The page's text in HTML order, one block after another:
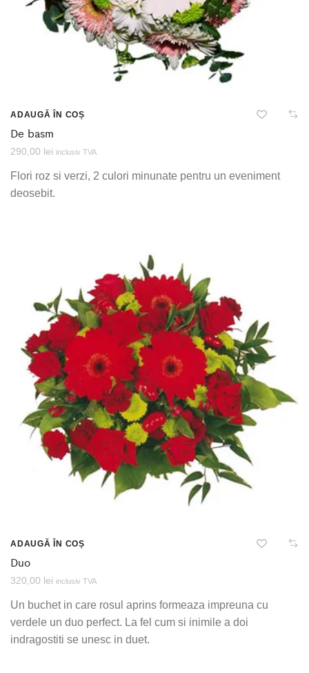
ADAUGĂ ÎN COȘ
De basm
290,00 lei inclusiv TVA
Flori roz si verzi, 2 culori minunate pentru un eveniment
deosebit.
ADAUGĂ ÎN COȘ
Duo
320,00 lei inclusiv TVA
Un buchet in care rosul aprins formeaza impreuna cu
verdele un duo perfect. La fel cum si inimile a doi
indragostiti se unesc in duet.